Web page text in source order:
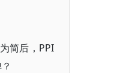
简后，PPI